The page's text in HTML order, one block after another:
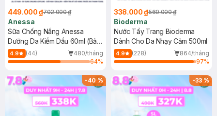
449.000 ₫702.000 ₫
Anessa
Sữa Chống Nắng Anessa
Dưỡng Da Kiềm Dầu 60ml (Bản
Mới)
4.9 (44)
480/tháng
64%
338.000 ₫560.000 ₫
Bioderma
Nước Tẩy Trang Bioderma
Dành Cho Da Nhạy Cảm 500ml
4.9 (228)
864/tháng
97%
-40% -33%